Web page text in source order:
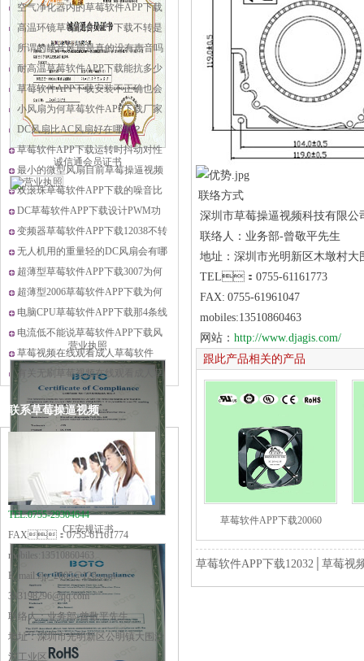
诚信通会员证书
营业执照
CE安规证书
标样品有什么要求？
空气净化器内的草莓软件APP下载
不转了是什么原因？
高温环镜草莓软件APP下载不转是
怎么回事
所谓的静音风扇是真的没有声音吗
耐高温草莓软件APP下载能抗多少
度高温？
草莓软件APP下载安装不正确也会
有噪声
小风扇为何草莓软件APP下载厂家
不好做温控调速设计？
DC风扇比AC风扇好在哪里？
草莓软件APP下载运转时抖动对性
能有什么影响？
最小的微型风扇目前草莓操逼视频
能做多小？
双滚珠草莓软件APP下载的噪音比
含油型的小的吗？
DC草莓软件APP下载设计PWM功
能是不是更静音？
变频器草莓软件APP下载12038不转
了是怎么回事
无人机用的重量轻的DC风扇会有哪
些特点？
超薄型草莓软件APP下载3007为何
常有噪音的问题？
超薄型2006草莓软件APP下载为何
常有噪音的问题？
电脑CPU草莓软件APP下载那4条线
分别是做什么用的？
电流低不能说草莓软件APP下载风
力风量小
草莓视频在线观看成人草莓软件
APP下载的电压规格有哪些
有关无刷草莓视频在线观看成人草
莓软件APP下载的适应范围与使用
寿命
联系草莓操逼视频
TEL:0755-29304644
FAX：0755-61161774
mobiles:13510860463
E_mail:zjp_2005@126.com
383198296@qq.com
联络人：业务部-曾敬平先生
地址：深圳市光明新区公明镇大围沙
河工业区
联络方式
深圳市草莓操逼视频科技有限公
联络人：业务部-曾敬平先生
地址：深圳市光明新区木墩村
TEL：0755-61161773
FAX: 0755-61961047
mobiles:13510860463
网站： http://www.djagis.com/
跟此产品相关的产品
草莓软件APP下载20060
草莓软件APP下载12032│草莓视